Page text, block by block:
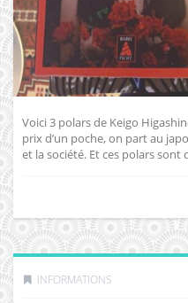
Voici 3 polars de Keigo
prix d’un poche, on part au
et la société. Et ces polars sont
INFORMATIONS